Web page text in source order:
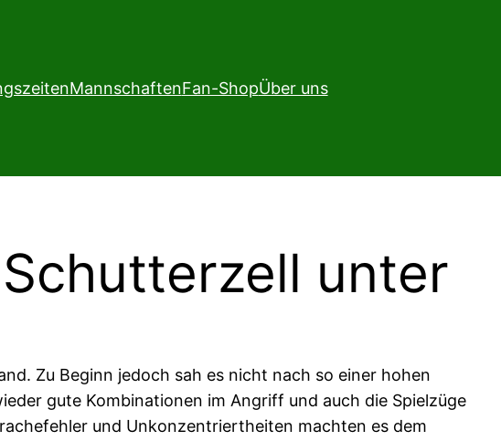
MannschaftenFan-ShopÜber uns
unter
Zu Beginn jedoch sah es nicht nach so einer hohen
gute Kombinationen im Angriff und auch die Spielzüge
und Unkonzentriertheiten machten es dem